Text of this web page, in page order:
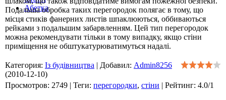
Абетка
Подальша обробка таких перегородок полягає в тому, що
місця стиків фанерних листів шпаклюються, оббиваються
рейками з подальшим забарвленням. Цей тип перегородок
можна рекомендувати тільки в тому випадку, якщо стіни
приміщення не обштукатурюватимуться надалі.
Категория: Із будівництва | Добавил: Admin8256
(2010-12-10)
Просмотров: 2749 | Теги: перегородки, стіни | Рейтинг: 4.0/1